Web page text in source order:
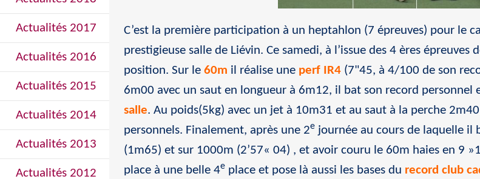
C’est la première participation à un heptahlon (7 épreuves) pour le
prestigieuse salle de Liévin. Ce samedi, à l’issue des 4 ères épreuves
position. Sur le 60m il réalise une perf IR4 (7"45, à 4/100 de son
6m00 avec un saut en longueur à 6m12, il bat son record personnel
salle. Au poids(5kg) avec un jet à 10m31 et au saut à la perche
personnels. Finalement, après une 2e journée au cours de laquelle il
(1m65) et sur 1000m (2’57« 04) , et avoir couru le 60m haies en 9
place à une belle 4e place et pose là aussi les bases du record club
Actualités 2017
Actualités 2016
Actualités 2015
Actualités 2014
Actualités 2013
Actualités 2012